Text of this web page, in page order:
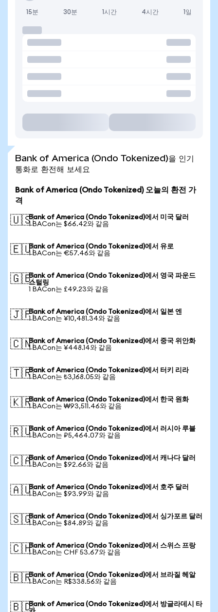
15분 30분 1시간 4시간 1일
Bank of America (Ondo Tokenized)을 인기
통화로 환전해 보세요
Bank of America (Ondo Tokenized) 오늘의 환전 가
격
🇺🇸Bank of America (Ondo Tokenized)에서 미국 달러
1 BACon는 $66.42와 같음
🇪🇺Bank of America (Ondo Tokenized)에서 유로
1 BACon는 €57.46와 같음
🇬🇧Bank of America (Ondo Tokenized)에서 영국 파운드
스털링
1 BACon는 £49.23와 같음
🇯🇵Bank of America (Ondo Tokenized)에서 일본 엔
1 BACon는 ¥10,481.34와 같음
🇨🇳Bank of America (Ondo Tokenized)에서 중국 위안화
1 BACon는 ¥448.14와 같음
🇹🇷Bank of America (Ondo Tokenized)에서 터키 리라
1 BACon는 ₺3,168.05와 같음
🇰🇷Bank of America (Ondo Tokenized)에서 한국 원화
1 BACon는 ₩93,511.46와 같음
🇷🇺Bank of America (Ondo Tokenized)에서 러시아 루블
1 BACon는 ₽5,464.07와 같음
🇨🇦Bank of America (Ondo Tokenized)에서 캐나다 달러
1 BACon는 $92.66와 같음
🇦🇺Bank of America (Ondo Tokenized)에서 호주 달러
1 BACon는 $93.99와 같음
🇸🇬Bank of America (Ondo Tokenized)에서 싱가포르 달러
1 BACon는 $84.89와 같음
🇨🇭Bank of America (Ondo Tokenized)에서 스위스 프랑
1 BACon는 CHF 53.67와 같음
🇧🇷Bank of America (Ondo Tokenized)에서 브라질 헤알
1 BACon는 R$338.56와 같음
🇧🇩Bank of America (Ondo Tokenized)에서 방글라데시 타